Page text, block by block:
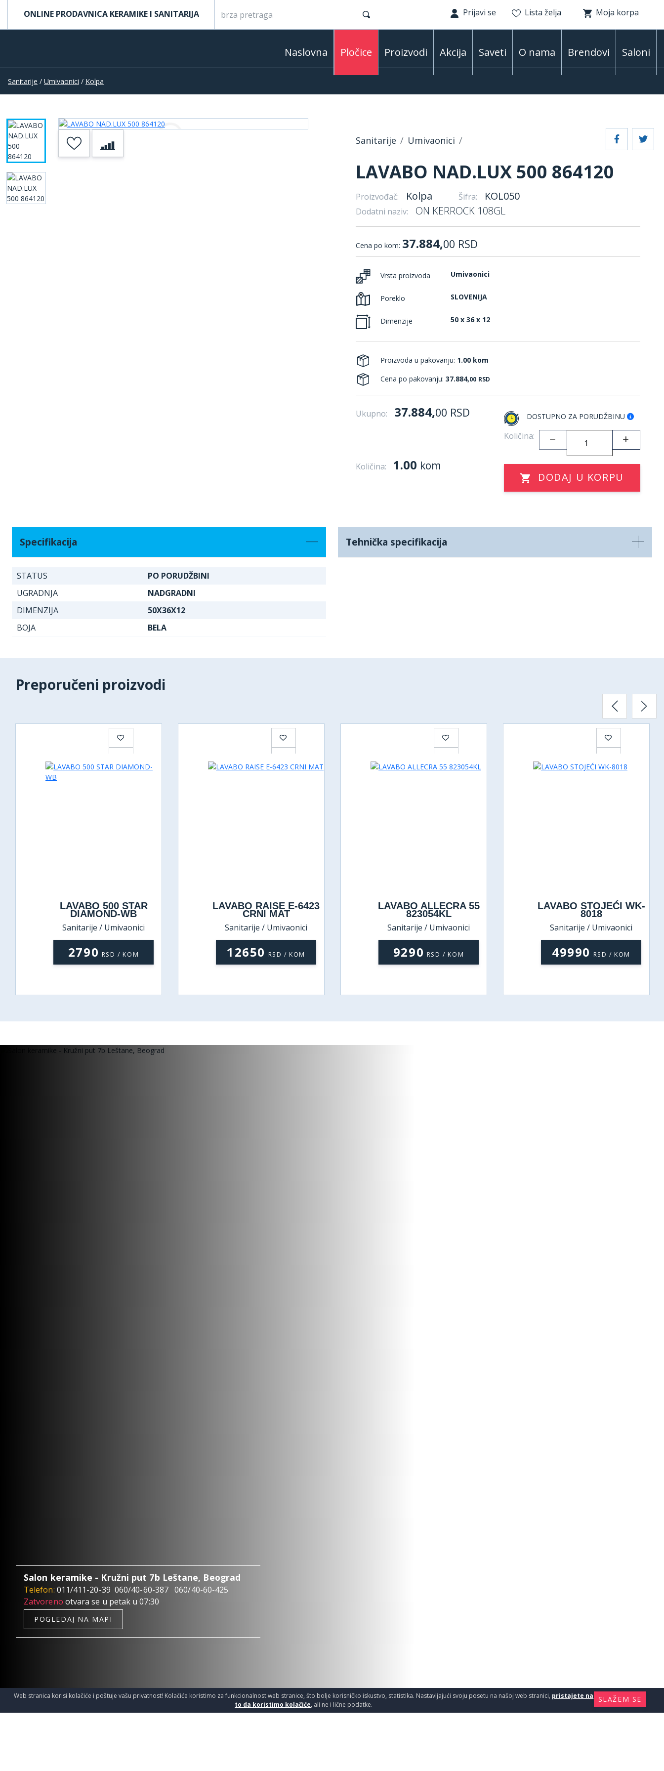
ONLINE PRODAVNICA KERAMIKE I SANITARIJA Prijavi se Lista želja Moja korpa
Naslovna Pločice Proizvodi Akcija Saveti O nama Brendovi Saloni
Sanitarije / Umivaonici / Kolpa
Sanitarije Umivaonici
LAVABO NAD.LUX 500 864120
Proizvođač: Kolpa Šifra: KOL050
Dodatni naziv: ON KERROCK 108GL
Cena po kom: 37.884,00 RSD
Vrsta proizvoda Umivaonici
Poreklo SLOVENIJA
Dimenzije 50 x 36 x 12
Proizvoda u pakovanju: 1.00 kom
Cena po pakovanju: 37.884,00 RSD
Ukupno: 37.884,00 RSD DOSTUPNO ZA PORUDŽBINU
Količina:
Količina: 1.00 kom
DODAJ U KORPU
Specifikacija
STATUS
PO PORUDŽBINI
UGRADNJA
NADGRADNI
DIMENZIJA
50X36X12
BOJA
BELA
Tehnička specifikacija
Preporučeni proizvodi
LAVABO RAISE E-6423
CRNI MAT
Sanitarije / Umivaonici
12650 RSD / KOM
LAVABO ALLECRA 55
823054KL
Sanitarije / Umivaonici
9290 RSD / KOM
LAVABO STOJEĆI WK-
8018
Sanitarije / Umivaonici
49990 RSD / KOM
LAVABO OLIVE 61x36
72108-97KAP
Sanitarije / Umivaonici
14690 RSD / KOM
Salon keramike - Kružni put 7b Leštane, Beograd
Telefon: 011/411-20-39 060/40-60-387 060/40-60-425
Zatvoreno otvara se u petak u 07:30
POGLEDAJ NA MAPI
SLAŽEM SE
Web stranica korisi kolačiće i poštuje vašu privatnost! Kolačiće koristimo za funkcionalnost web stranice, što bolje korisničko iskustvo, statistika. Nastavljajući svoju posetu na našoj web stranici, pristajete na
to da koristimo kolačiće, ali ne i lične podatke.